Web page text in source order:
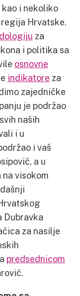
kao i nekoliko
Hrvatske.
za
i politika sa
osnovne
indikatore za
zajedničke
je podržao
naših
i u
i vaš
a u
visokom
Dubravka
za nasilje
predsednicom